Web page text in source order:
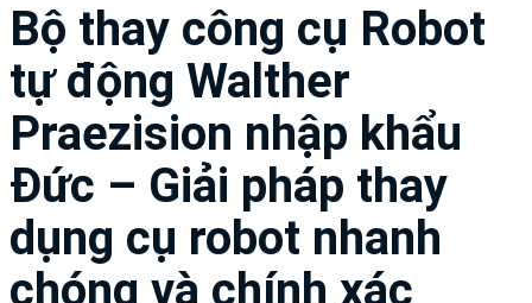
Bộ thay công cụ Robot
tự động Walther
Praezision nhập khẩu
Đức – Giải pháp thay
dụng cụ robot nhanh
chóng và chính xác